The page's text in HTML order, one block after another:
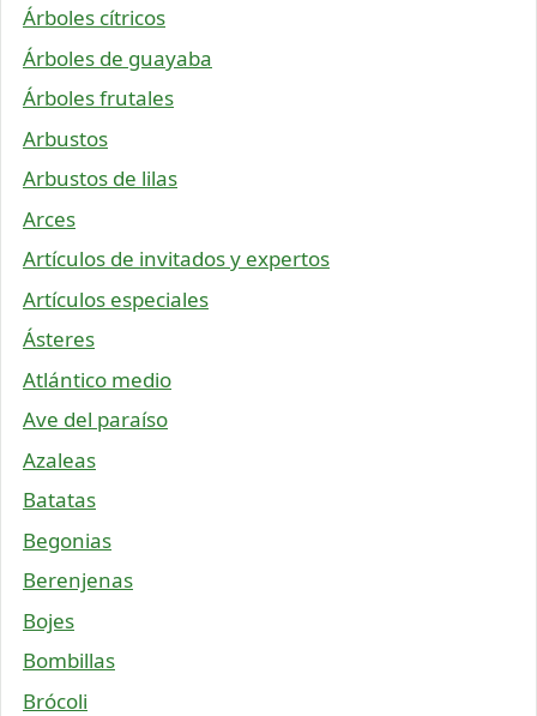
Árboles cítricos
Árboles de guayaba
Árboles frutales
Arbustos
Arbustos de lilas
Arces
Artículos de invitados y expertos
Artículos especiales
Ásteres
Atlántico medio
Ave del paraíso
Azaleas
Batatas
Begonias
Berenjenas
Bojes
Bombillas
Brócoli